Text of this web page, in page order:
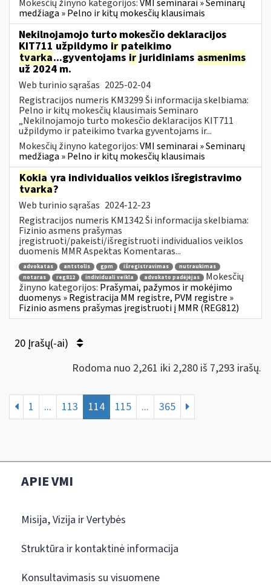
Mokesčių žinyno kategorijos:VMI seminarai » Seminarų
medžiaga » Pelno ir kitų mokesčių klausimais
Nekilnojamojo turto mokesčio deklaracijos
KIT711 užpildymo ir pateikimo
tvarka...gyventojams irjuridiniams asmenims
už 2024 m.
Web turinio sąrašas 2025-02-04
Registracijos numeris KM3299 Ši informacija skelbiama:
Pelno ir kitų mokesčių klausimais Seminaro
„Nekilnojamojo turto mokesčio deklaracijos KIT711
užpildymo ir pateikimo tvarka gyventojams ir...
Mokesčių žinyno kategorijos:VMI seminarai » Seminarų
medžiaga » Pelno ir kitų mokesčių klausimais
Kokia yra individualios veiklos išregistravimo
tvarka?
Web turinio sąrašas 2024-12-23
Registracijos numeris KM1342 Ši informacija skelbiama:
Fizinio asmens prašymas
įregistruoti/pakeisti/išregistruoti individualios veiklos
duomenis MMR Aspektas Komentaras...
advokatas antstolis gpm išregistravimas
nutraukimas
notaras
reg812 individuali veikla advokato padėjėjas
Mokesčių
žinyno kategorijos: Prašymai, pažymos ir mokėjimo
duomenys » Registracija MM registre, PVM registre »
Fizinio asmens prašymas įregistruoti į MMR (REG812)
20 Įrašų(-ai)
Rodoma nuo 2,261 iki 2,280 iš 7,293 irašų.
1 ... 113 114 115 ... 365
APIE VMI
Misija, Vizija ir Vertybės
Struktūra ir kontaktinė informacija
Konsultavimasis su visuomene